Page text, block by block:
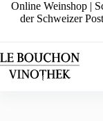
Zum
Inhalt
Online Weinshop |
der Schweizer